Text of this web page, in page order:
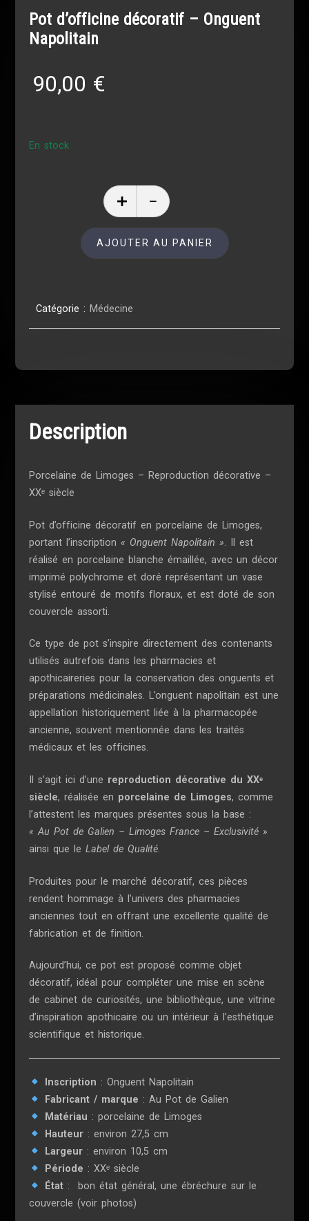
Pot d’officine décoratif – Onguent
Napolitain
90,00 €
En stock
AJOUTER AU PANIER
Catégorie : Médecine
Description
Porcelaine de Limoges – Reproduction décorative –
XXᵉ siècle
Pot d’officine décoratif en porcelaine de Limoges,
portant l’inscription « Onguent Napolitain ». Il est
réalisé en porcelaine blanche émaillée, avec un décor
imprimé polychrome et doré représentant un vase
stylisé entouré de motifs floraux, et est doté de son
couvercle assorti.
Ce type de pot s’inspire directement des contenants
utilisés autrefois dans les pharmacies et
apothicaireries pour la conservation des onguents et
préparations médicinales. L’onguent napolitain est une
appellation historiquement liée à la pharmacopée
ancienne, souvent mentionnée dans les traités
médicaux et les officines.
Il s’agit ici d’une reproduction décorative du XXᵉ
siècle, réalisée en porcelaine de Limoges, comme
l’attestent les marques présentes sous la base :
« Au Pot de Galien – Limoges France – Exclusivité »
ainsi que leLabel de Qualité.
Produites pour le marché décoratif, ces pièces
rendent hommage à l’univers des pharmacies
anciennes tout en offrant une excellente qualité de
fabrication et de finition.
Aujourd’hui, ce pot est proposé comme objet
décoratif, idéal pour compléter une mise en scène
de cabinet de curiosités, une bibliothèque, une vitrine
d’inspiration apothicaire ou un intérieur à l’esthétique
scientifique et historique.
Inscription : Onguent Napolitain
Fabricant / marque : Au Pot de Galien
Matériau : porcelaine de Limoges
Hauteur: environ 27,5 cm
Largeur: environ 10,5 cm
Période : XXᵉ siècle
État: bon état général, une ébréchure sur le
couvercle (voir photos)